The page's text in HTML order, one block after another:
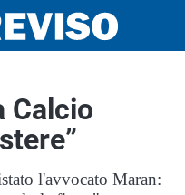
Calcio
l'avvocato Maran: